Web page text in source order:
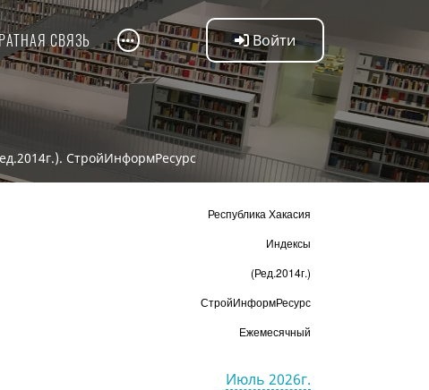
Войти
СВЯЗЬ
СтройИнформРесурс
Республика Хакасия
Индексы
(Ред.2014г.)
СтройИнформРесурс
Ежемесячный
Июль 2026г.